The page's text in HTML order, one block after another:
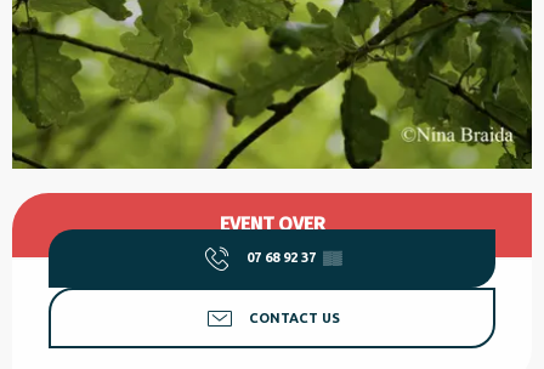
Opening hours & contact details
EVENT OVER
07 68 92 37 ▒▒
CONTACT US